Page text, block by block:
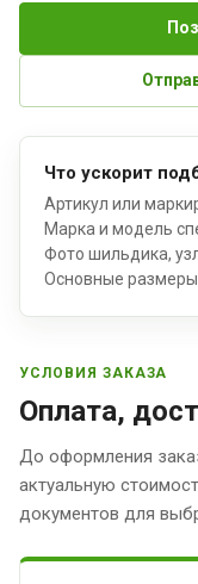
Что ускорит
Артикул или
Марка и модель
Фото шильдика,
Основные
УСЛОВИЯ ЗАКАЗА
Оплата,
До оформления
актуальную
документов для